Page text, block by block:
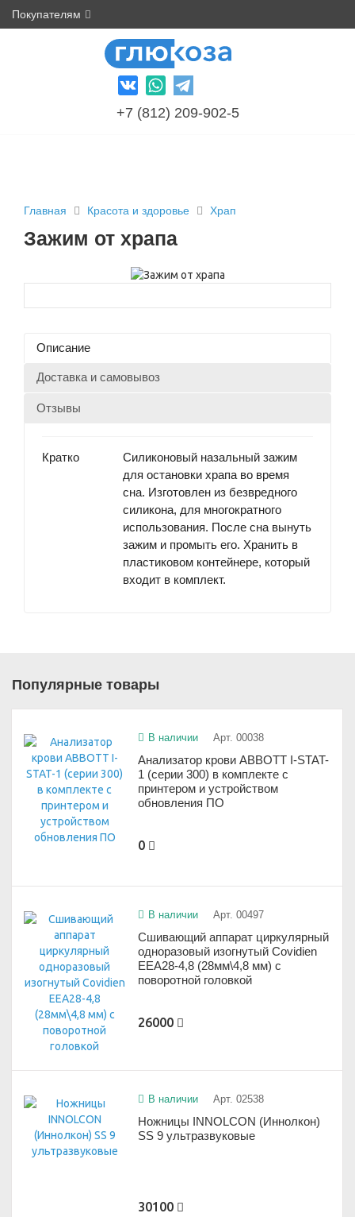
Покупателям
+7 (812) 209-902-5
Главная Красота и здоровье Храп
Зажим от храпа
Описание
Доставка и самовывоз
Отзывы
Кратко
Силиконовый назальный зажим
для остановки храпа во время
сна. Изготовлен из безвредного
силикона, для многократного
использования. После сна вынуть
зажим и промыть его. Хранить в
пластиковом контейнере, который
входит в комплект.
Популярные товары
В наличии Арт. 00038
Анализатор крови ABBOTT I-STAT-
1 (серии 300) в комплекте с
принтером и устройством
обновления ПО
0
В наличии Арт. 00497
Сшивающий аппарат циркулярный
одноразовый изогнутый Covidien
EEA28-4,8 (28мм\4,8 мм) с
поворотной головкой
26000
В наличии Арт. 02538
Ножницы INNOLCON (Иннолкон)
SS 9 ультразвуковые
30100